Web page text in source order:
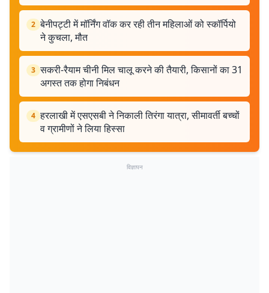
2 बेनीपट्टी में मॉर्निंग वॉक कर रही तीन महिलाओं को स्कॉर्पियो
ने कुचला, मौत
3 सकरी-रैयाम चीनी मिल चालू करने की तैयारी, किसानों का 31
अगस्त तक होगा निबंधन
4 हरलाखी में एसएसबी ने निकाली तिरंगा यात्रा, सीमावर्ती बच्चों
व ग्रामीणों ने लिया हिस्सा
विज्ञापन